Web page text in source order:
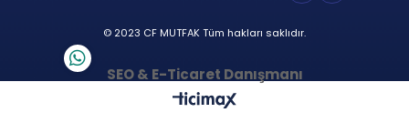
© 2023 CF MUTFAK Tüm hakları saklıdır.
SEO & E-Ticaret Danışmanı